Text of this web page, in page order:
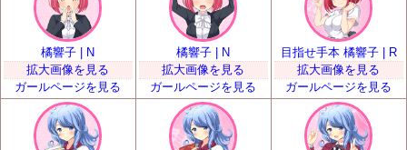
橘響子 | N
拡大画像を見る
ガールページを見る
橘響子 | N
拡大画像を見る
ガールページを見る
目指せ手本 橘響子 | R
拡大画像を見る
ガールページを見る